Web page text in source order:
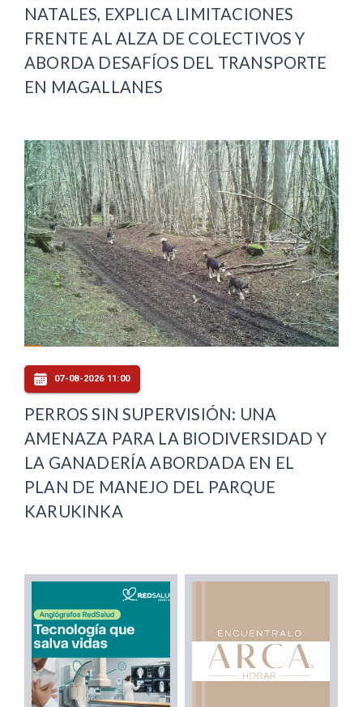
NATALES, EXPLICA LIMITACIONES
FRENTE AL ALZA DE COLECTIVOS Y
ABORDA DESAFÍOS DEL TRANSPORTE
EN MAGALLANES
07-08-2026 11:00
PERROS SIN SUPERVISIÓN: UNA
AMENAZA PARA LA BIODIVERSIDAD Y
LA GANADERÍA ABORDADA EN EL
PLAN DE MANEJO DEL PARQUE
KARUKINKA